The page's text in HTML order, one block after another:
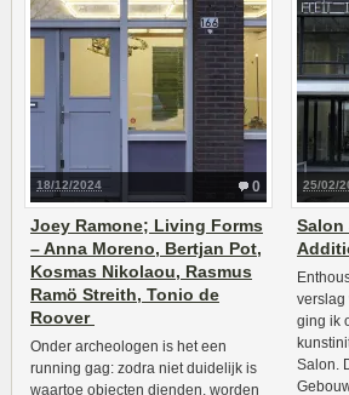
0
18/12/2024
Joey Ramone; Living Forms
– Anna Moreno, Bertjan Pot,
Kosmas Nikolaou, Rasmus
Ramö Streith, Tonio de
Roover
Onder archeologen is het een
running gag: zodra niet duidelijk is
waartoe objecten dienden, worden
25/02/
Salon
verslag
ging ik
Salon.